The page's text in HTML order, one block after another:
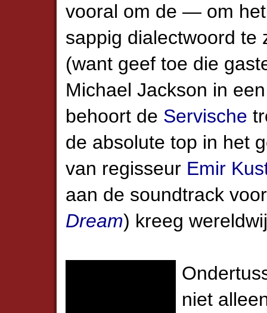
vooral om de — om
sappig dialectwoord
(want geef toe die
Michael Jackson in
behoort de Servische
de absolute top in het
van regisseur Emir
aan de soundtrack
Dream) kreeg
niet